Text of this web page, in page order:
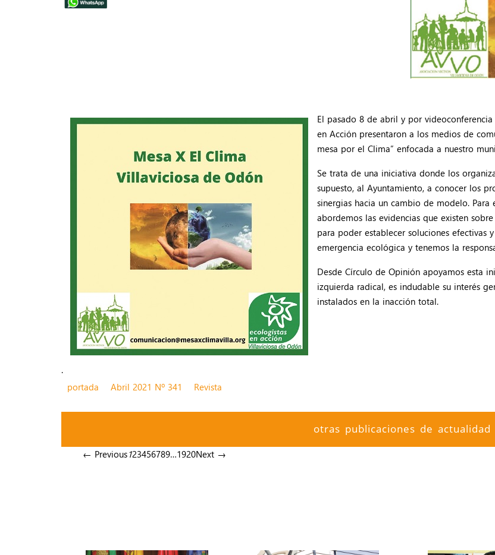
El pasado 8de abril y por
en Acción presentaron a los medios de
mesa por el Clima” enfocada a nuestro
Se trata de una iniciativa donde los
supuesto, al Ayuntamiento, a conocer los
sinergias hacia un cambio de modelo.
abordemos las evidencias que existen
para poder establecer soluciones efectivas
emergencia ecológica y tenemos la
Desde Círculo de Opinión apoyamos esta
izquierda radical, es indudable su interés
instalados en la inacción total.
.
portada
Abril 2021 Nº 341 Revista
otras publicaciones de actualidad
← Previous123456789…1920Next →